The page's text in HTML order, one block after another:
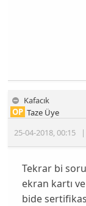
Kafacık
25-04-2018,00:15
OP Taze Üye
Tekrar bi
ekran kartı
bide